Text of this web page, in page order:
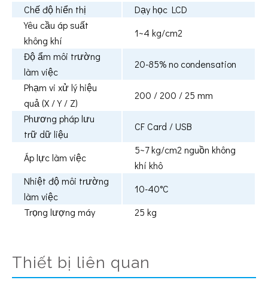
Chế độ hiển thị
Dạy học LCD
Yêu cầu áp suất
không khí
1~4 kg/cm2
Độ ẩm môi trường
làm việc
20-85% no condensation
Phạm vi xử lý hiệu
quả (X / Y / Z)
200 / 200 / 25 mm
Phương pháp lưu
trữ dữ liệu
CF Card / USB
Áp lực làm việc
5~7 kg/cm2 nguồn không
khí khô
Nhiệt độ môi trường
làm việc
10-40°C
Trọng lượng máy
25 kg
Thiết bị liên quan